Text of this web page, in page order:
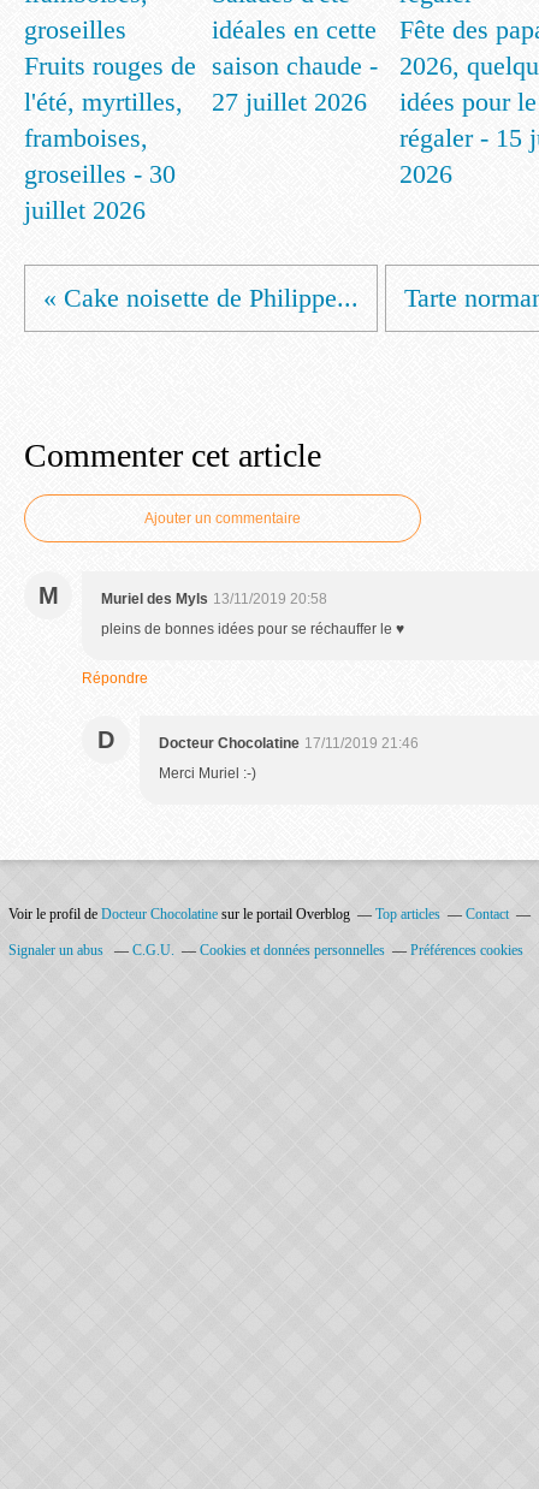
Fruits rouges de
l'été, myrtilles,
framboises,
groseilles - 30
juillet 2026
idéales en cette
saison chaude -
27 juillet 2026
Fête des
2026,
idées pour le
régaler - 15
2026
« Cake noisette de Philippe... Tarte
Commenter cet article
Ajouter un commentaire
M Muriel des Myls 13/11/2019 20:58
pleins de bonnes idées pour se réchauffer le ♥
Répondre
D Docteur Chocolatine 17/11/2019 21:46
Merci Muriel :-)
Voir le profil de Docteur Chocolatine sur le portail Overblog Top articles Contact
Signaler un abus C.G.U. Cookies et données personnelles Préférences cookies